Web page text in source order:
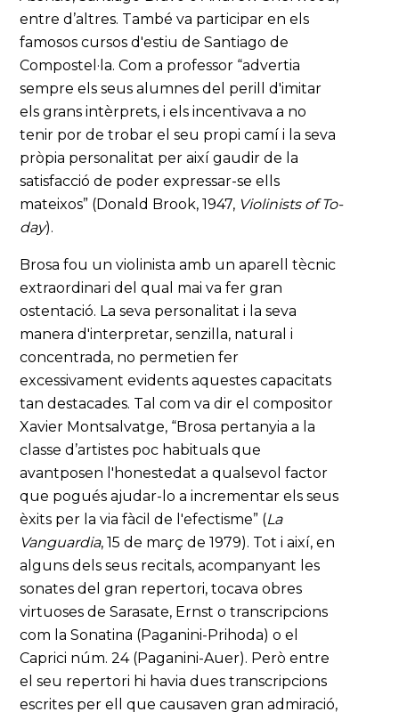
entre d’altres. També va participar en els
famosos cursos d'estiu de Santiago de
Compostel·la. Com a professor “advertia
sempre els seus alumnes del perill d'imitar
els grans intèrprets, i els incentivava a no
tenir por de trobar el seu propi camí i la seva
pròpia personalitat per així gaudir de la
satisfacció de poder expressar-se ells
mateixos” (Donald Brook, 1947, Violinists of To-
day).
Brosa fou un violinista amb un aparell tècnic
extraordinari del qual mai va fer gran
ostentació. La seva personalitat i la seva
manera d'interpretar, senzilla, natural i
concentrada, no permetien fer
excessivament evidents aquestes capacitats
tan destacades. Tal com va dir el compositor
Xavier Montsalvatge, “Brosa pertanyia a la
classe d’artistes poc habituals que
avantposen l'honestedat a qualsevol factor
que pogués ajudar-lo a incrementar els seus
èxits per la via fàcil de l'efectisme” (La
Vanguardia, 15 de març de 1979). Tot i així, en
alguns dels seus recitals, acompanyant les
sonates del gran repertori, tocava obres
virtuoses de Sarasate, Ernst o transcripcions
com la Sonatina (Paganini-Prihoda) o el
Caprici núm. 24 (Paganini-Auer). Però entre
el seu repertori hi havia dues transcripcions
escrites per ell que causaven gran admiració,